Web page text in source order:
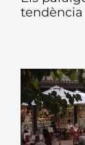
tendència